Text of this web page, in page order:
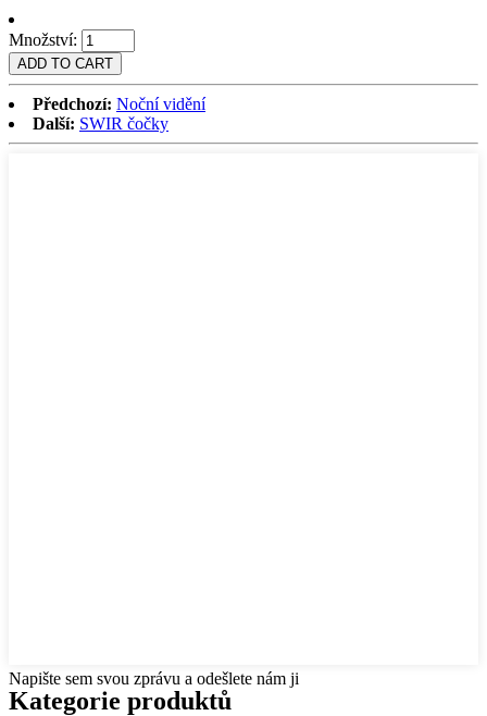
Množství:
Předchozí: Noční vidění
Další: SWIR čočky
Napište sem svou zprávu a odešlete nám ji
Kategorie produktů